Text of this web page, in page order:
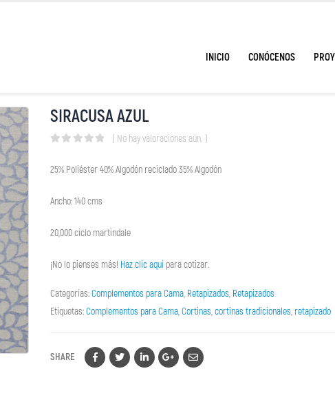
INICIO CONÓCENOS
SIRACUSA AZUL
( No hay valoraciones aún. )
25% Poliéster 40% Algodón reciclado 35% Algodón
Ancho: 140 cms
20,000 ciclo martindale
¡No lo pienses más! Haz clic aquí para cotizar.
Categorías:Complementos para Cama, Retapizados, Retapizados
Etiquetas:Complementos para Cama,Cortinas,cortinas tradicionales, retapizado
SHARE